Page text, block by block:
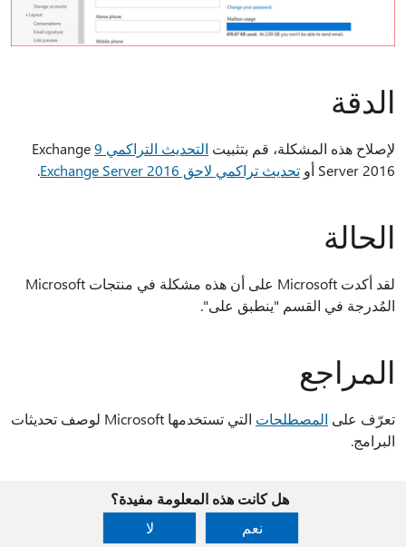
الدقة
لإصلاح هذه المشكلة، قم بتثبيت التحديث التراكمي 9
Exchange
Server 2016 أو
تحديث تراكمي لاحق Exchange Server 2016 .
الحالة
لقد أكدت Microsoft على أن هذه مشكلة في منتجات Microsoft
المُدرجة في القسم "ينطبق على".
المراجع
تعرّف على المصطلحات
التي تستخدمها Microsoft لوصف تحديثات
البرامج.
هل كانت هذه المعلومة مفيدة؟
نعم
لا